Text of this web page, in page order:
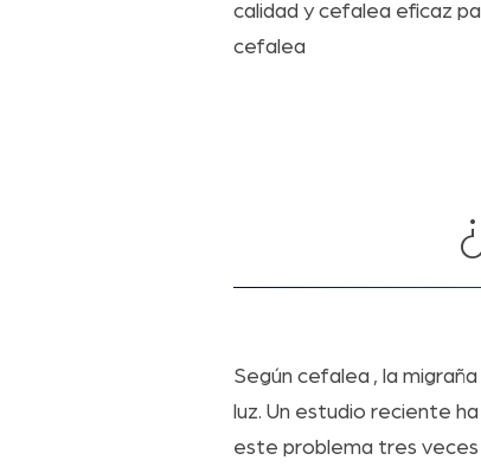
calidad y cefalea eficaz
cefalea
Según cefalea , la
luz. Un estudio reciente
este problema tres veces